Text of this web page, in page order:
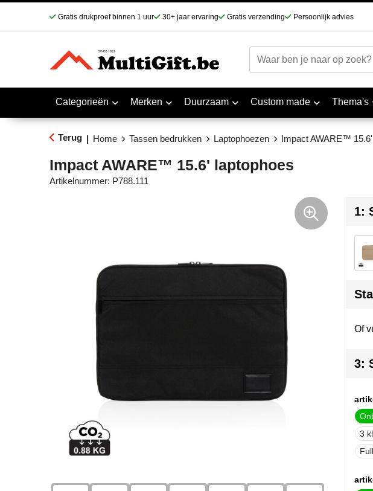
Gratis drukproef binnen 1 uur 30+ jaar ervaring Gratis verzending Persoonlijk advies
Categorieën Merken Duurzaam Custom made Thema's
Terug | Home Tassen bedrukken Laptophoezen Impact AWARE™
Impact AWARE™ 15.6' laptophoes
Artikelnummer: P788.111
1:
Of
3:
3